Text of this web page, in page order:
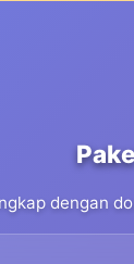
dengan